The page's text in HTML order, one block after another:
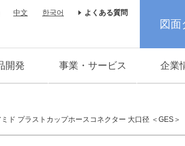
中文 한국어 よくある質問
図面
開発 事業・サービス 企業
ド プラストカップホースコネクター 大口径 ＜GES＞